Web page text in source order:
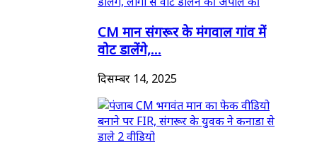
CM मान संगरूर के मंगवाल गांव में
वोट डालेंगे,...
दिसम्बर 14, 2025